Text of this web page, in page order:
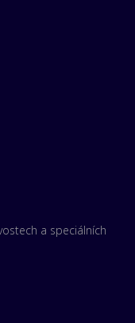
a speciálních